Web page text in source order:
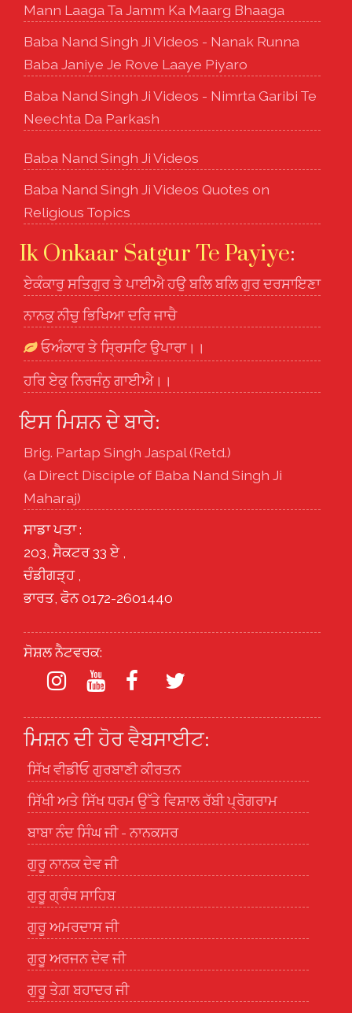
Mann Laaga Ta Jamm Ka Maarg Bhaaga
Baba Nand Singh Ji Videos - Nanak Runna
Baba Janiye Je Rove Laaye Piyaro
Baba Nand Singh Ji Videos - Nimrta Garibi Te
Neechta Da Parkash
Baba Nand Singh Ji Videos
Baba Nand Singh Ji Videos Quotes on
Religious Topics
Ik Onkaar Satgur Te Payiye:
ਏਕੰਕਾਰੁ ਸਤਿਗੁਰ ਤੇ ਪਾਈਐ ਹਉ ਬਲਿ ਬਲਿ ਗੁਰ ਦਰਸਾਇਣਾ
ਨਾਨਕੁ ਨੀਚੁ ਭਿਖਿਆ ਦਰਿ ਜਾਚੈ
ਓਅੰਕਾਰ ਤੇ ਸ੍ਰਿਸਟਿ ਉਪਾਰਾ।।
ਹਰਿ ਏਕੁ ਨਿਰਜੰਨੁ ਗਾਈਐ।।
ਇਸ ਮਿਸ਼ਨ ਦੇ ਬਾਰੇ:
Brig. Partap Singh Jaspal (Retd.)
(a Direct Disciple of Baba Nand Singh Ji
Maharaj)
ਸਾਡਾ ਪਤਾ :
203, ਸੈਕਟਰ 33 ਏ ,
ਚੰਡੀਗੜ੍ਹ ,
ਭਾਰਤ, ਫੋਨ 0172-2601440
ਸੋਸ਼ਲ ਨੈਟਵਰਕ:
ਮਿਸ਼ਨ ਦੀ ਹੋਰ ਵੈਬਸਾਈਟ:
ਸਿੱਖ ਵੀਡੀਓ ਗੁਰਬਾਣੀ ਕੀਰਤਨ
ਸਿੱਖੀ ਅਤੇ ਸਿੱਖ ਧਰਮ ਉੱਤੇ ਵਿਸ਼ਾਲ ਰੱਬੀ ਪ੍ਰੋਗਰਾਮ
ਬਾਬਾ ਨੰਦ ਸਿੰਘ ਜੀ - ਨਾਨਕਸਰ
ਗੁਰੂ ਨਾਨਕ ਦੇਵ ਜੀ
ਗੁਰੂ ਗ੍ਰੰਥ ਸਾਹਿਬ
ਗੁਰੂ ਅਮਰਦਾਸ ਜੀ
ਗੁਰੂ ਅਰਜਨ ਦੇਵ ਜੀ
ਗੁਰੂ ਤੇਗ਼ ਬਹਾਦਰ ਜੀ